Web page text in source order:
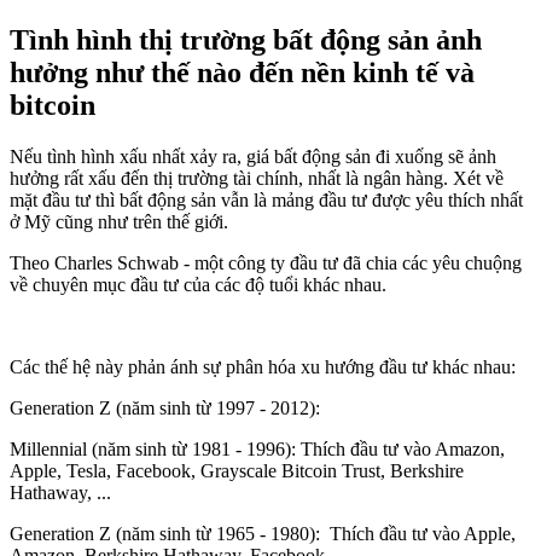
Tình hình thị trường bất động sản ảnh
hưởng như thế nào đến nền kinh tế và
bitcoin
Nếu tình hình xấu nhất xảy ra, giá bất động sản đi xuống sẽ ảnh
hưởng rất xấu đến thị trường tài chính, nhất là ngân hàng. Xét về
mặt đầu tư thì bất động sản vẫn là mảng đầu tư được yêu thích nhất
ở Mỹ cũng như trên thế giới.
Theo Charles Schwab - một công ty đầu tư đã chia các yêu chuộng
về chuyên mục đầu tư của các độ tuổi khác nhau.
Các thế hệ này phản ánh sự phân hóa xu hướng đầu tư khác nhau:
Generation Z (năm sinh từ 1997 - 2012):
Millennial (năm sinh từ 1981 - 1996): Thích đầu tư vào Amazon,
Apple, Tesla, Facebook, Grayscale Bitcoin Trust, Berkshire
Hathaway, ...
Generation Z (năm sinh từ 1965 - 1980): Thích đầu tư vào Apple,